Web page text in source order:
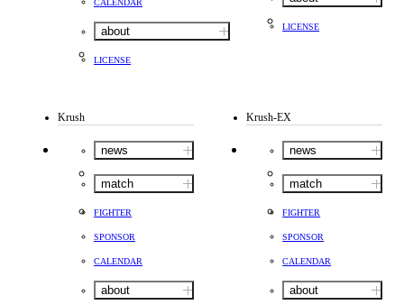
CALENDAR
about
LICENSE
LICENSE
Krush
news
match
FIGHTER
SPONSOR
CALENDAR
about
Krush-EX
news
match
FIGHTER
SPONSOR
CALENDAR
about